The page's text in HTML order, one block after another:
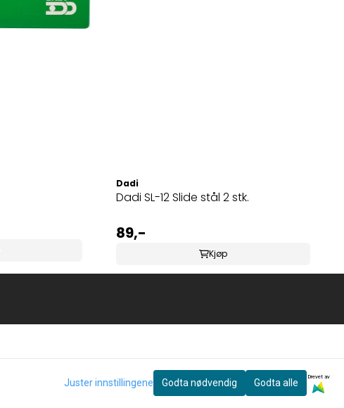
Dadi
Dadi SL-12 Slide stål 2 stk.
89,-
Kjøp
Juster innstillingene Godta nødvendig Godta alle
Drevet av